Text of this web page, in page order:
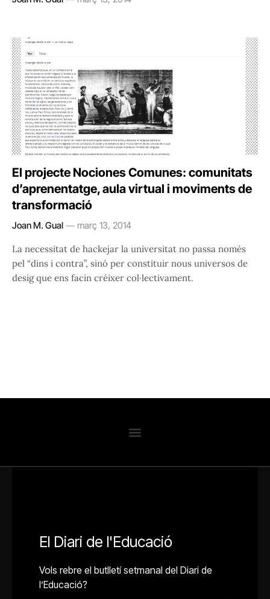
El projecte Nociones Comunes: comunitats
d’aprenentatge, aula virtual i moviments de
transformació
Joan M. Gual març 13, 2014
La necessitat de hackejar la universitat no passa només
pel “dins i contra”, sinó per constituir nous universos de
desig que ens facin créixer col·lectivament.